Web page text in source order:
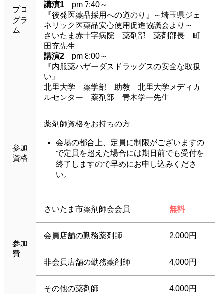
プロ
グラ
ム
講演1 pm 7:40～
『後発医薬品採用への道のり』～埼玉県ジェ
ネリック医薬品安心使用促進協議会より～
さいたま赤十字病院 薬剤部 薬剤部長 町
田充先生
講演2 pm 8:00～
『内服薬ハザーダスドラッグスの安全な取扱
い』
北里大学 薬学部 助教 北里大学メディカ
ルセンター 薬剤部 青木学一先生
参加
資格
薬剤師資格をお持ちの方
会場の都合上、定員に制限がございますの
で定員を超えた場合には期日前でも受付を
終了しますので早めにお申し込みくださ
い。
参加
費
さいたま市薬剤師会会員 無料
会員店舗の勤務薬剤師 2,000円
非会員店舗の勤務薬剤師 4,000円
その他の薬剤師 4,000円